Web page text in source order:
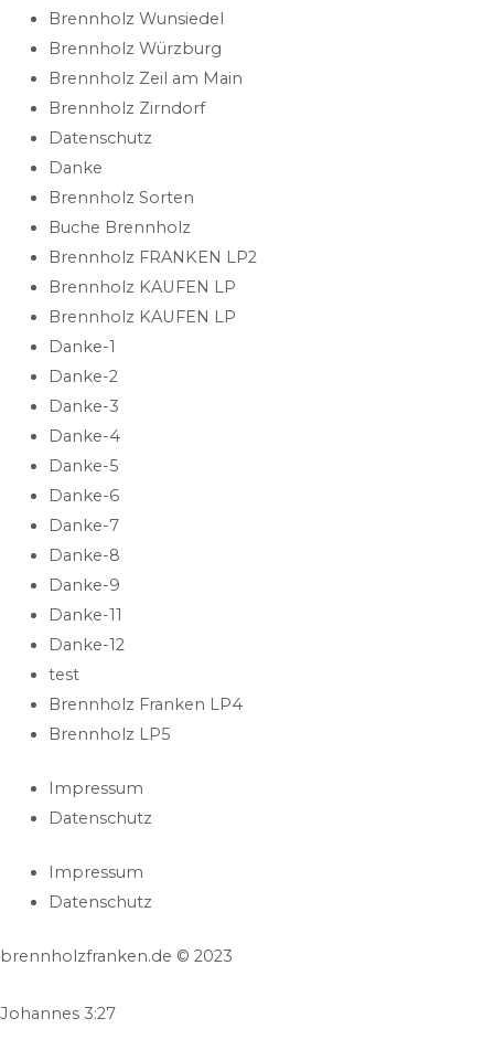
Brennholz Wunsiedel
Brennholz Würzburg
Brennholz Zeil am Main
Brennholz Zirndorf
Datenschutz
Danke
Brennholz Sorten
Buche Brennholz
Brennholz FRANKEN LP2
Brennholz KAUFEN LP
Brennholz KAUFEN LP
Danke-1
Danke-2
Danke-3
Danke-4
Danke-5
Danke-6
Danke-7
Danke-8
Danke-9
Danke-11
Danke-12
test
Brennholz Franken LP4
Brennholz LP5
Impressum
Datenschutz
Impressum
Datenschutz
brennholzfranken.de © 2023
Johannes 3:27